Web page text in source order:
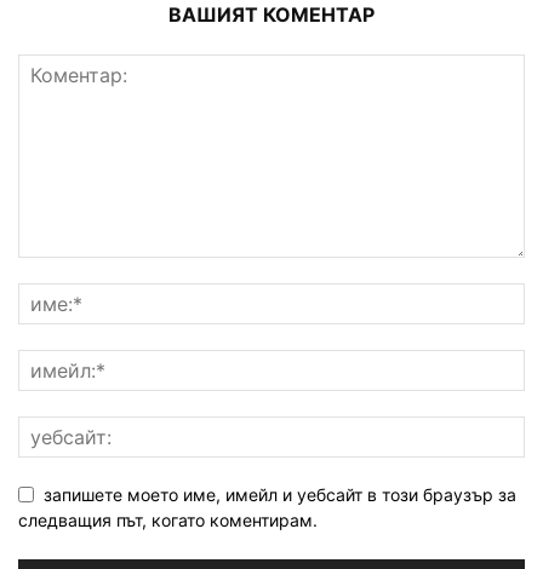
ВАШИЯТ КОМЕНТАР
запишете моето име, имейл и уебсайт в този браузър за
следващия път, когато коментирам.